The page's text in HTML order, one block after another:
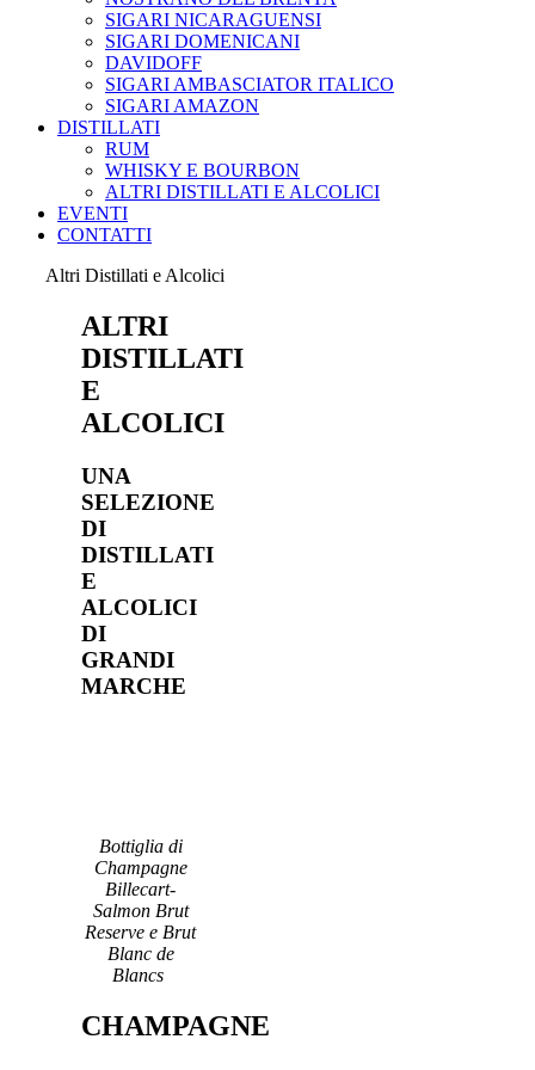
SIGARI NICARAGUENSI
SIGARI DOMENICANI
DAVIDOFF
SIGARI AMBASCIATOR ITALICO
SIGARI AMAZON
DISTILLATI
RUM
WHISKY E BOURBON
ALTRI DISTILLATI E ALCOLICI
EVENTI
CONTATTI
Altri Distillati e Alcolici
ALTRI
DISTILLATI
E
ALCOLICI
UNA
SELEZIONE
DI
DISTILLATI
E
ALCOLICI
DI
GRANDI
MARCHE
Bottiglia di
Champagne
Billecart-
Salmon Brut
Reserve e Brut
Blanc de
Blancs
CHAMPAGNE